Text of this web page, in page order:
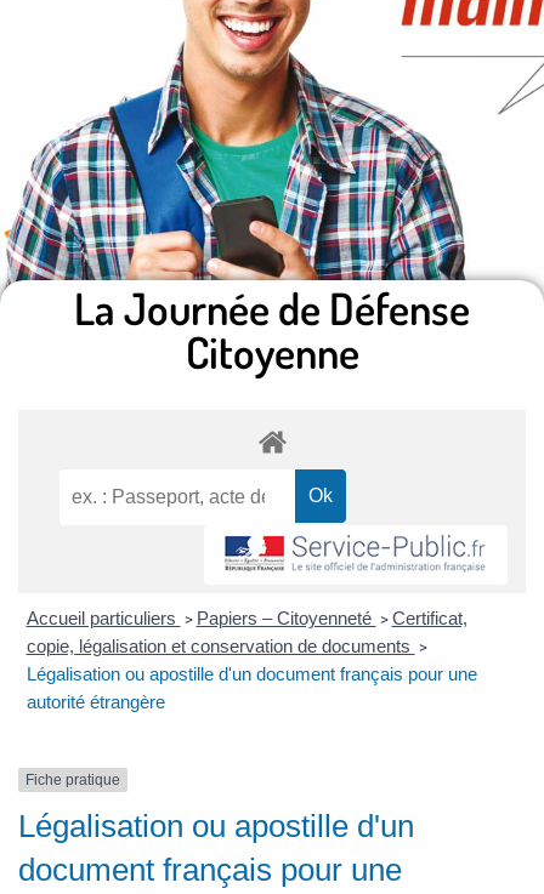
La Journée de Défense
Citoyenne
Accueil particuliers > Papiers – Citoyenneté > Certificat,
copie, légalisation et conservation de documents >
Légalisation ou apostille d'un document français pour une
autorité étrangère
Fiche pratique
Légalisation ou apostille d'un
document français pour une